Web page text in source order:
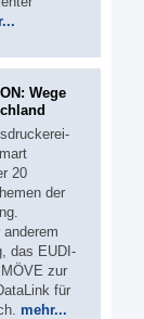
Wege
20
der
das EUDI-
zur
für
mehr...